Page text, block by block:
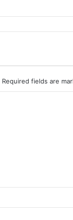
Required fields are